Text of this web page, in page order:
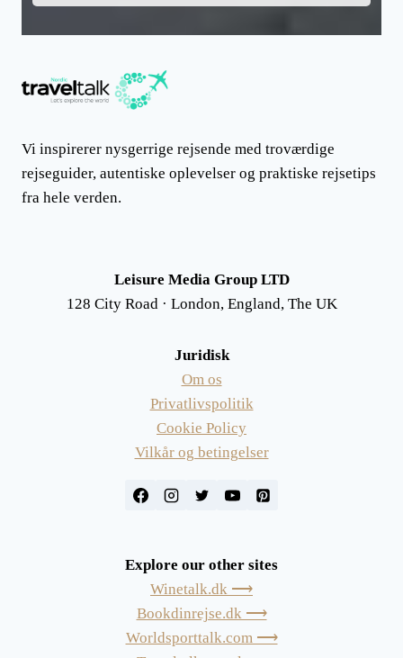
Vi inspirerer nysgerrige rejsende med troværdige
rejseguider, autentiske oplevelser og praktiske rejsetips
fra hele verden.
Leisure Media Group LTD
128 City Road · London, England, The UK
Juridisk
Om os
Privatlivspolitik
Cookie Policy
Vilkår og betingelser
Explore our other sites
Winetalk.dk ⟶
Bookdinrejse.dk ⟶
Worldsporttalk.com ⟶